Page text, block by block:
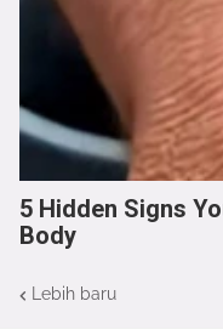
5 Hidden Signs
Body
Lebih baru